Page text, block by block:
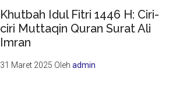
Khutbah Idul Fitri 1446 H: Ciri-
ciri Muttaqin Quran Surat Ali
Imran
31 Maret 2025 Olehadmin